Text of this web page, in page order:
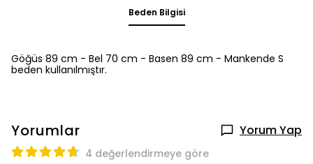
Beden Bilgisi
Göğüs 89 cm - Bel 70 cm - Basen 89 cm - Mankende S
beden kullanılmıştır.
Yorumlar Yorum Yap
4 değerlendirmeye göre